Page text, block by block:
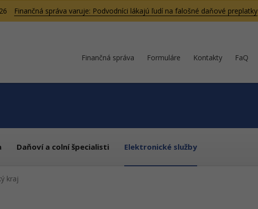
Finančná správa varuje: Podvodníci lákajú ľudí na falošné daňové preplatky
Finančná správa Formuláre Kontakty FaQ
Daňoví a colní špecialisti Elektronické služby
kraj